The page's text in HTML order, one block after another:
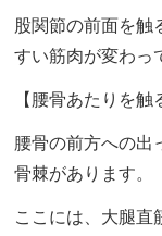
股関節の前面を触
すい筋肉が変わっ
【腰骨あたりを触
腰骨の前方への出
骨棘があります。
ここには、大腿直